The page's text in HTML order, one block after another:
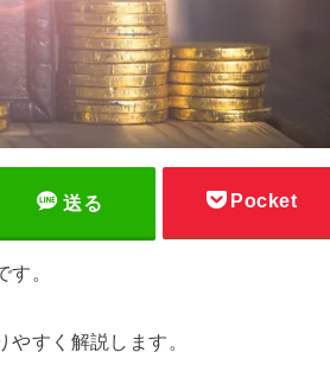
送る Pocket
。
すく解説します。